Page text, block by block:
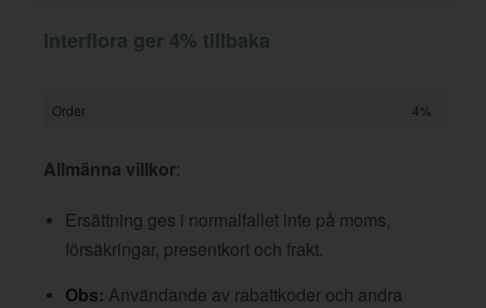
Interflora ger 4% tillbaka
Order 4%
Allmänna villkor:
Ersättning ges i normalfallet inte på moms,
försäkringar, presentkort och frakt.
Obs: Användande av rabattkoder och andra